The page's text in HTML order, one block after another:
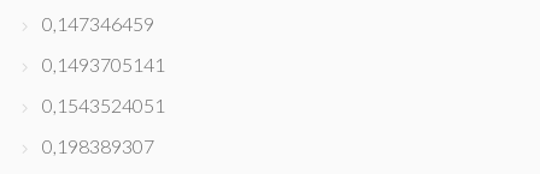
0,147346459
0,1493705141
0,1543524051
0,198389307